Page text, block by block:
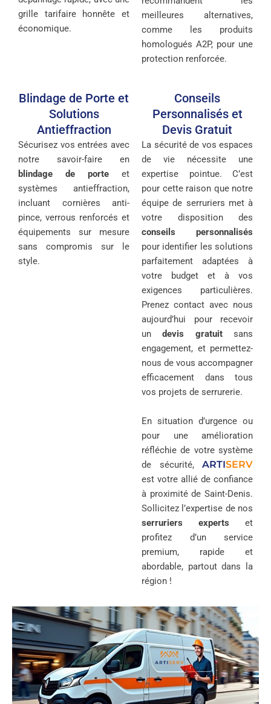
grille tarifaire honnête et
économique.
meilleures alternatives,
comme les produits
homologués A2P, pour une
protection renforcée.
Blindage de Porte et
Solutions
Antieffraction
Sécurisez vos entrées avec
notre savoir-faire en
blindage de porte et
systèmes antieffraction,
incluant cornières anti-
pince, verrous renforcés et
équipements sur mesure
sans compromis sur le
style.
Conseils
Personnalisés et
Devis Gratuit
La sécurité de vos espaces
de vie nécessite une
expertise pointue. C’est
pour cette raison que notre
équipe de serruriers met à
votre disposition des
conseils personnalisés
pour identifier les solutions
parfaitement adaptées à
votre budget et à vos
exigences particulières.
Prenez contact avec nous
aujourd’hui pour recevoir
undevis gratuitsans
engagement, et permettez-
nous de vous accompagner
efficacement dans tous
vos projets de serrurerie.
En situation d’urgence ou
pour une amélioration
réfléchie de votre système
de sécurité, ARTISERV
est votre allié de confiance
à proximité de Saint-Denis.
Sollicitez l’expertise de nos
serruriers experts et
profitez d’un service
premium, rapide et
abordable, partout dans la
région !